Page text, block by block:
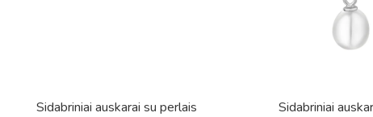
Sidabriniai auskarai su perlais Sidabriniai